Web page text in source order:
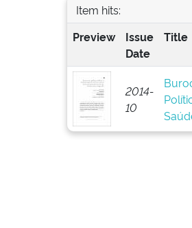
Item hits:
Preview
Issue
Date
Title
2014-
10